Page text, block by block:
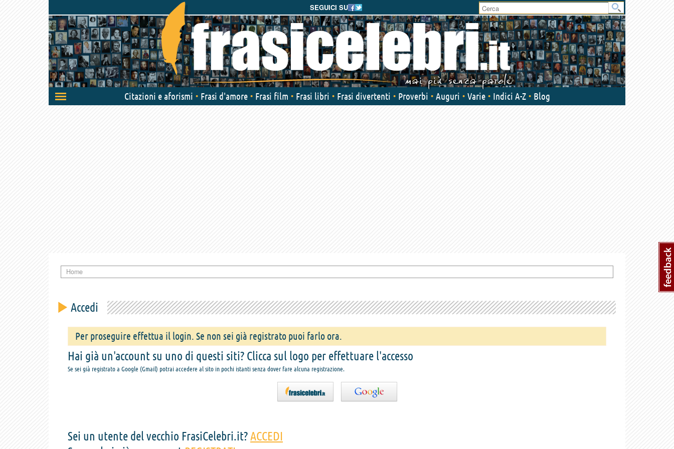
SEGUICI SU
Attiva/disattiva
navigazione
Citazioni e aforismi Frasi d'amore Frasi film Frasi libri Frasi divertenti Proverbi Auguri Varie Indici A-Z Blog
Home
Accedi
Per proseguire effettua il login. Se non sei già registrato puoi farlo ora.
Hai già un'account su uno di questi siti? Clicca sul logo per effettuare l'accesso
Se sei già registrato a Google (Gmail) potrai accedere al sito in pochi istanti senza dover fare alcuna registrazione.
Sei un utente del vecchio FrasiCelebri.it?ACCEDI